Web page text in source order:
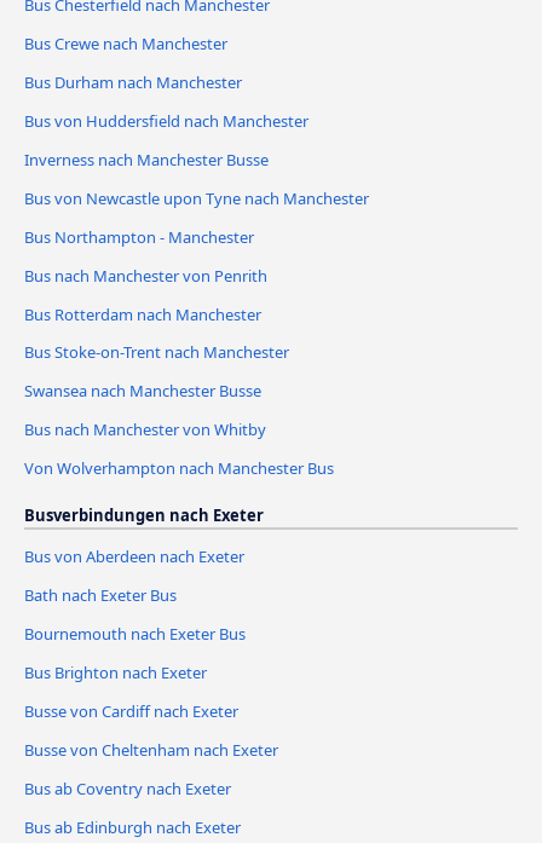
Bus Chesterfield nach Manchester
Bus Crewe nach Manchester
Bus Durham nach Manchester
Bus von Huddersfield nach Manchester
Inverness nach Manchester Busse
Bus von Newcastle upon Tyne nach Manchester
Bus Northampton - Manchester
Bus nach Manchester von Penrith
Bus Rotterdam nach Manchester
Bus Stoke-on-Trent nach Manchester
Swansea nach Manchester Busse
Bus nach Manchester von Whitby
Von Wolverhampton nach Manchester Bus
Busverbindungen nach Exeter
Bus von Aberdeen nach Exeter
Bath nach Exeter Bus
Bournemouth nach Exeter Bus
Bus Brighton nach Exeter
Busse von Cardiff nach Exeter
Busse von Cheltenham nach Exeter
Bus ab Coventry nach Exeter
Bus ab Edinburgh nach Exeter